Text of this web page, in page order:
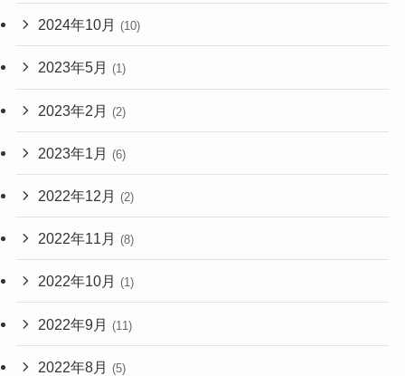
2024年10月 (10)
2023年5月 (1)
2023年2月 (2)
2023年1月 (6)
2022年12月 (2)
2022年11月 (8)
2022年10月 (1)
2022年9月 (11)
2022年8月 (5)